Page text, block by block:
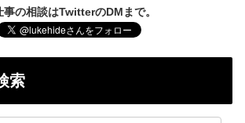
事の相談はTwitterのDMまで。
索